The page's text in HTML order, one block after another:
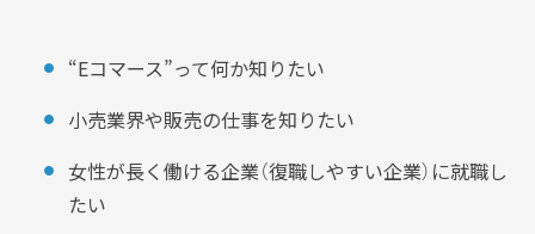
“Eコマース”って何か知りたい
小売業界や販売の仕事を知りたい
女性が長く働ける企業（復職しやすい企業）に就職し
たい